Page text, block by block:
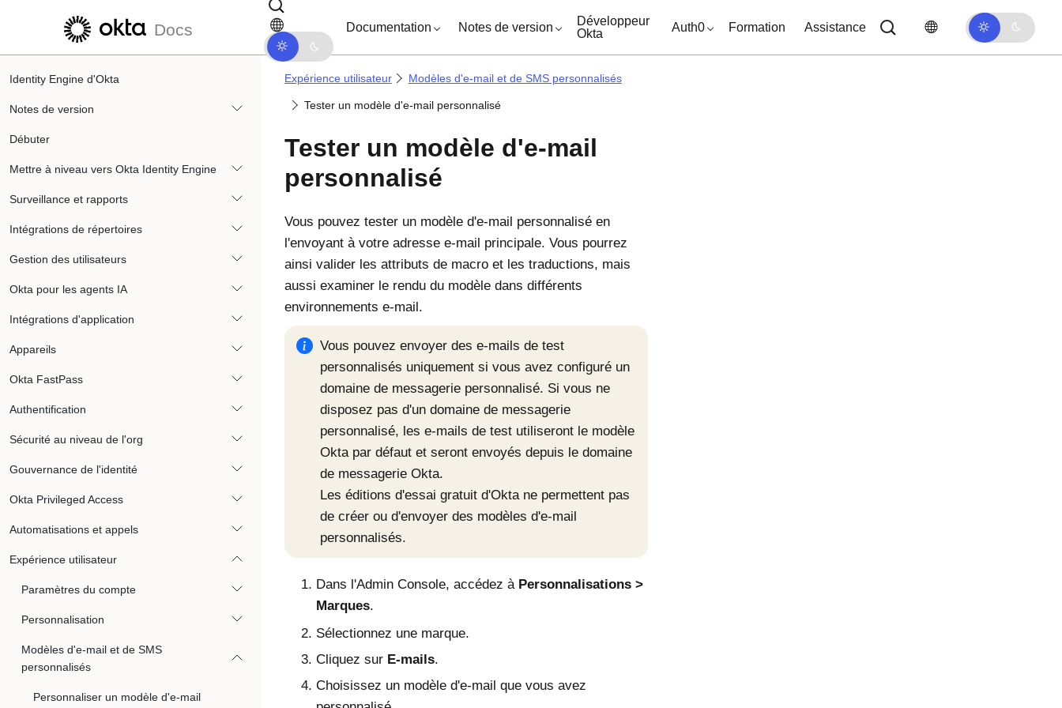
Passer au contenu principal Passer à la navigation dans les documents
Docs Documentation Notes de version
Développeur
Okta
Auth0 Formation Assistance
Identity Engine d'Okta
Notes de version
Débuter
Mettre à niveau vers Okta Identity Engine
Surveillance et rapports
Intégrations de répertoires
Gestion des utilisateurs
Okta pour les agents IA
Intégrations d'application
Appareils
Okta FastPass
Authentification
Sécurité au niveau de l'org
Gouvernance de l'identité
Okta Privileged Access
Automatisations et appels
Expérience utilisateur
Paramètres du compte
Personnalisation
Modèles d'e-mail et de SMS
personnalisés
Personnaliser un modèle d'e-mail
Expérience utilisateur Modèles d'e-mail et de SMS personnalisés
Tester un modèle d'e-mail personnalisé
Tester un modèle d'e-mail
personnalisé
Vous pouvez tester un modèle d'e-mail personnalisé en
l'envoyant à votre adresse e-mail principale. Vous pourrez
ainsi valider les attributs de macro et les traductions, mais
aussi examiner le rendu du modèle dans différents
environnements e-mail.
Vous pouvez envoyer des e-mails de test
personnalisés uniquement si vous avez configuré un
domaine de messagerie personnalisé. Si vous ne
disposez pas d'un domaine de messagerie
personnalisé, les e-mails de test utiliseront le modèle
Okta par défaut et seront envoyés depuis le domaine
de messagerie Okta.
Les éditions d'essai gratuit d'Okta ne permettent pas
de créer ou d'envoyer des modèles d'e-mail
personnalisés.
Dans l'Admin Console, accédez à Personnalisations
Marques.
Sélectionnez une marque.
Cliquez sur E-mails.
Choisissez un modèle d'e-mail que vous avez